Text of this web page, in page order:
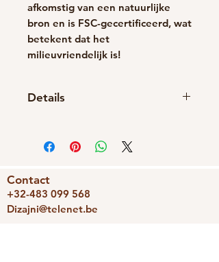
afkomstig van een natuurlijke
bron en is FSC-gecertificeerd, wat
betekent dat het
milieuvriendelijk is!
Details
Sluiting: Vlinder
Contact
+32-483 099 568
Dizajni@telenet.be